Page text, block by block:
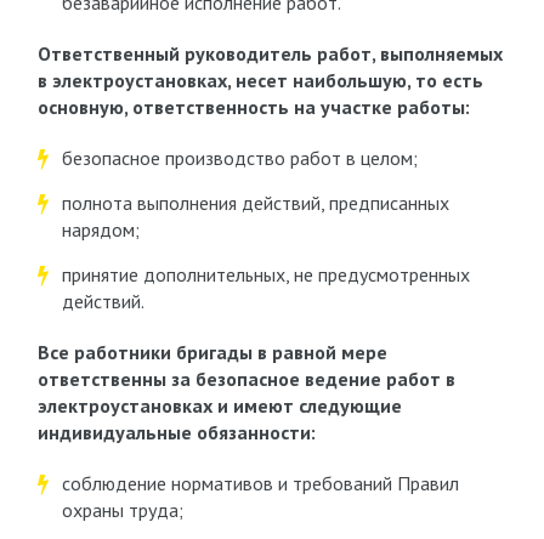
Ответственный руководитель работ, выполняемых
в электроустановках, несет наибольшую, то есть
основную, ответственность на участке работы:
безопасное производство работ в целом;
полнота выполнения действий, предписанных
нарядом;
принятие дополнительных, не предусмотренных
действий.
Все работники бригады в равной мере
ответственны за безопасное ведение работ в
электроустановках и имеют следующие
индивидуальные обязанности:
соблюдение нормативов и требований Правил
охраны труда;